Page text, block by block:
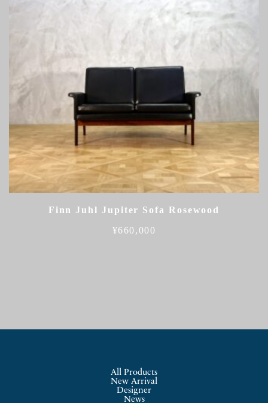
Finn Juhl Jupiter Sofa Rosewood
¥660,000
All Products
New Arrival
Designer
News